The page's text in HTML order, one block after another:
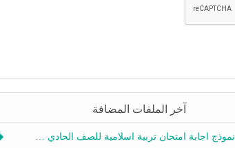
آخر الملفات المضافة
نموذج اجابة امتحان تربية اسلامية للصف الحادي عشر الفصل الثاني 2025-2026